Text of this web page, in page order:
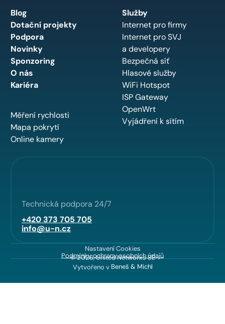
Blog
Dotační projekty
Podpora
Novinky
Sponzoring
O nás
Kariéra
Měření rychlosti
Mapa pokrytí
Online kamery
Služby
Internet pro firmy
Internet pro SVJ
a developery
Bezpečná síť
Hlasové služby
WiFi Hotspot
ISP Gateway
OpenWrt
Vyjádření k sítím
Technická podpora 24/7
+420 373 705 705
info@u-n.cz
Nastavení Cookies
Podmínky ochrany osobních údajů
© 2026, United Networks SE
Vytvořeno v Beneš & Michl